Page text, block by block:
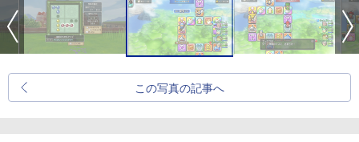
この写真の記事へ